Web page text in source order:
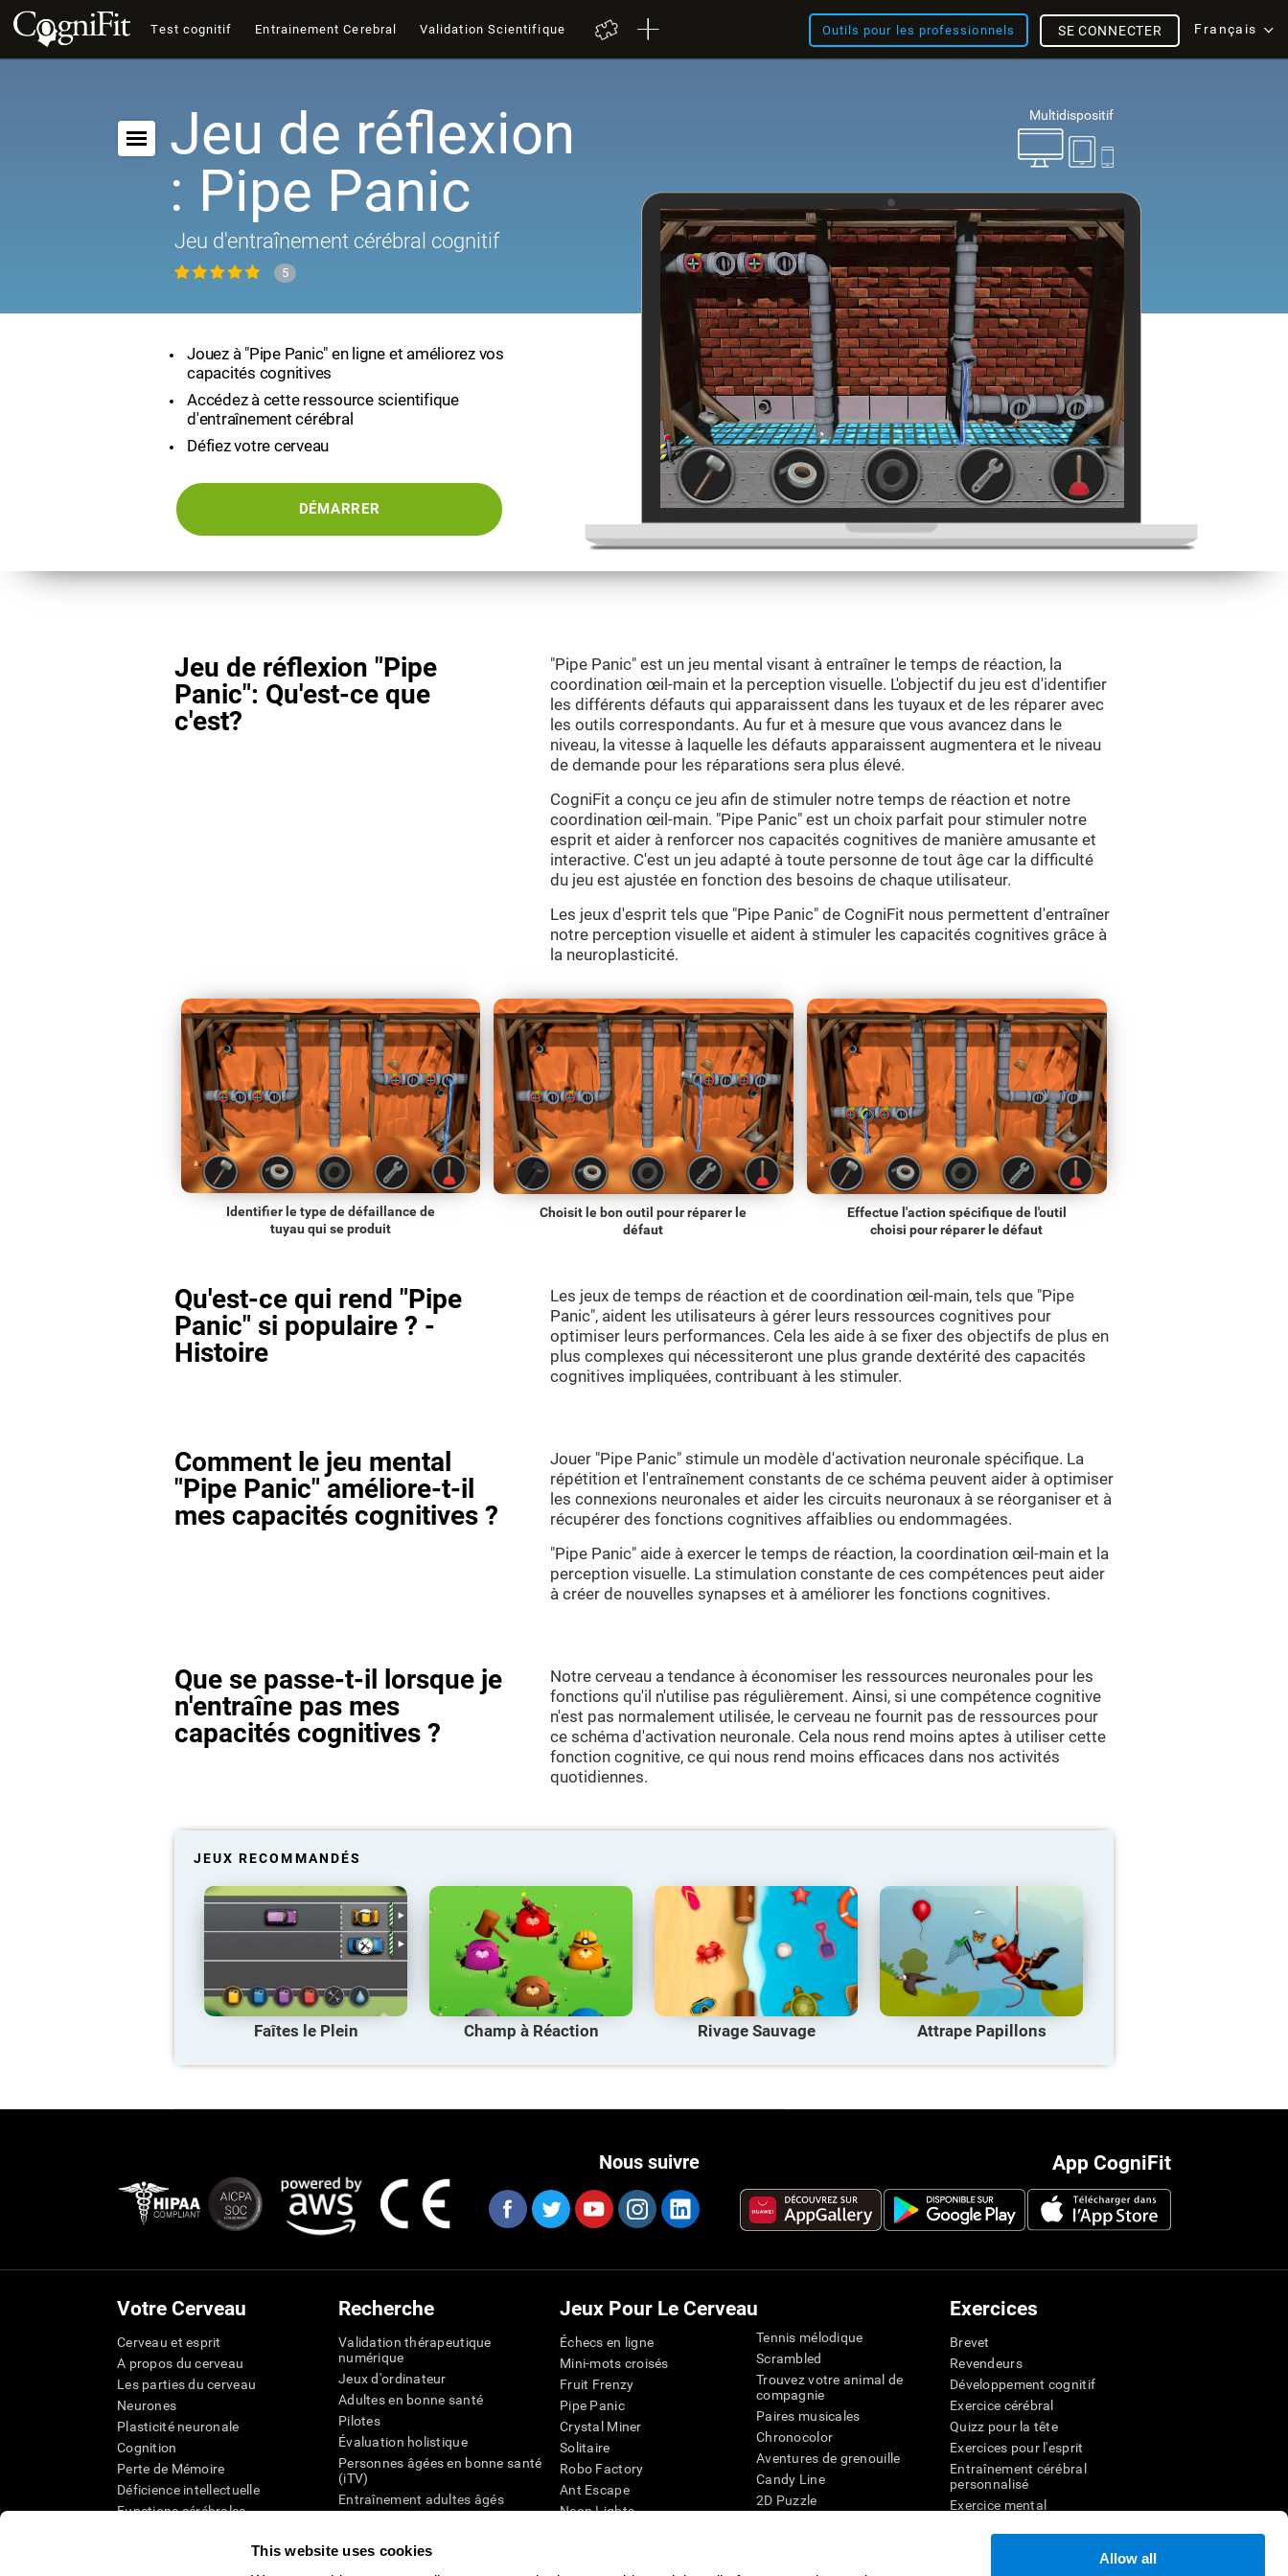
This website uses cookies
Allow all
Test cognitif Entrainement Cerebral Validation Scientifique Outils pour les professionnels Français
SE CONNECTER
Multidispositif
Jeu de réflexion
: Pipe Panic
Jeu d'entraînement cérébral cognitif
5
Jouez à "Pipe Panic" en ligne et améliorez vos
capacités cognitives
Accédez à cette ressource scientifique
d'entraînement cérébral
Défiez votre cerveau
DÉMARRER
Jeu de réflexion "Pipe
Panic": Qu'est-ce que
c'est?
"Pipe Panic" est un jeu mental visant à entraîner le temps de réaction, la
coordination œil-main et la perception visuelle. L'objectif du jeu est d'identifier
les différents défauts qui apparaissent dans les tuyaux et de les réparer avec
les outils correspondants. Au fur et à mesure que vous avancez dans le
niveau, la vitesse à laquelle les défauts apparaissent augmentera et le niveau
de demande pour les réparations sera plus élevé.
CogniFit a conçu ce jeu afin de stimuler notre temps de réaction et notre
coordination œil-main. "Pipe Panic" est un choix parfait pour stimuler notre
esprit et aider à renforcer nos capacités cognitives de manière amusante et
interactive. C'est un jeu adapté à toute personne de tout âge car la difficulté
du jeu est ajustée en fonction des besoins de chaque utilisateur.
Les jeux d'esprit tels que "Pipe Panic" de CogniFit nous permettent d'entraîner
notre perception visuelle et aident à stimuler les capacités cognitives grâce à
la neuroplasticité.
Identifier le type de défaillance de
tuyau qui se produit
Choisit le bon outil pour réparer le
défaut
Effectue l'action spécifique de l'outil
choisi pour réparer le défaut
Qu'est-ce qui rend "Pipe
Panic" si populaire ? -
Histoire
Les jeux de temps de réaction et de coordination œil-main, tels que "Pipe
Panic", aident les utilisateurs à gérer leurs ressources cognitives pour
optimiser leurs performances. Cela les aide à se fixer des objectifs de plus en
plus complexes qui nécessiteront une plus grande dextérité des capacités
cognitives impliquées, contribuant à les stimuler.
Comment le jeu mental
"Pipe Panic" améliore-t-il
mes capacités cognitives ?
Jouer "Pipe Panic" stimule un modèle d'activation neuronale spécifique. La
répétition et l'entraînement constants de ce schéma peuvent aider à optimiser
les connexions neuronales et aider les circuits neuronaux à se réorganiser et à
récupérer des fonctions cognitives affaiblies ou endommagées.
"Pipe Panic" aide à exercer le temps de réaction, la coordination œil-main et la
perception visuelle. La stimulation constante de ces compétences peut aider
à créer de nouvelles synapses et à améliorer les fonctions cognitives.
Que se passe-t-il lorsque je
n'entraîne pas mes
capacités cognitives ?
Notre cerveau a tendance à économiser les ressources neuronales pour les
fonctions qu'il n'utilise pas régulièrement. Ainsi, si une compétence cognitive
n'est pas normalement utilisée, le cerveau ne fournit pas de ressources pour
ce schéma d'activation neuronale. Cela nous rend moins aptes à utiliser cette
fonction cognitive, ce qui nous rend moins efficaces dans nos activités
quotidiennes.
JEUX RECOMMANDÉS
Faîtes le Plein Champ à Réaction Rivage Sauvage Attrape Papillons
App CogniFit
Nous suivre
Votre Cerveau
Cerveau et esprit
A propos du cerveau
Les parties du cerveau
Neurones
Plasticité neuronale
Cognition
Perte de Mémoire
Déficience intellectuelle
Functions cérébrales
Recherche
Validation thérapeutique
numérique
Jeux d'ordinateur
Adultes en bonne santé
Pilotes
Évaluation holistique
Personnes âgées en bonne santé
(iTV)
Entraînement adultes âgés
Révision systémique
Jeux Pour Le Cerveau
Échecs en ligne
Mini-mots croisés
Fruit Frenzy
Pipe Panic
Crystal Miner
Solitaire
Robo Factory
Ant Escape
Neon Lights
Tennis mélodique
Scrambled
Trouvez votre animal de
compagnie
Paires musicales
Chronocolor
Aventures de grenouille
Candy Line
2D Puzzle
Exercices
Brevet
Revendeurs
Développement cognitif
Exercice cérébral
Quizz pour la tête
Exercices pour l'esprit
Entraînement cérébral
personnalisé
Exercice mental